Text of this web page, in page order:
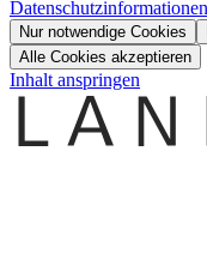
Datenschutzinformationen
Nur notwendige Cookies
Alle Cookies akzeptieren
Inhalt anspringen